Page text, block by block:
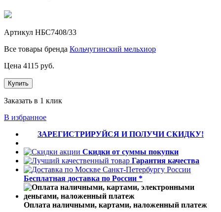
Артикул НБС7408/33
Все товары бренда Кольчугинский мельхиор
Цена 4115 руб.
Купить
Заказать в 1 клик
В избранное
ЗАРЕГИСТРИРУЙСЯ И ПОЛУЧИ СКИДКУ!
Скидки от суммы покупки
Гарантия качества
Бесплатная доставка по России *
Оплата наличными, картами, наложенный платеж